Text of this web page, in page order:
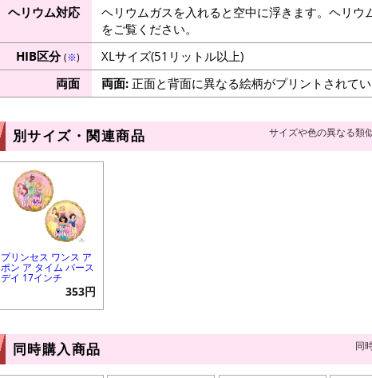
ヘリウム対応
ヘリウムガスを入れると空中に浮きます。ヘリウ
をご覧ください。
HIB区分(※)
XLサイズ(51リットル以上)
両面
両面:正面と背面に異なる絵柄がプリントされてい
別サイズ・関連商品 サイズや色の異なる類
プリンセス ワンス ア
ポン ア タイム バース
デイ 17インチ
353円
同時購入商品 同